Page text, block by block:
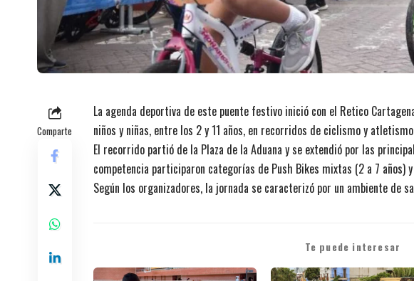
Comparte
La agenda deportiva de este puente festivo inició con el Retico
niños y niñas, entre los 2 y 11 años, en recorridos de ciclismo y
El recorrido partió de la Plaza de la Aduana y se extendió por las
competencia participaron categorías de Push Bikes mixtas (2 a 7 años)
Según los organizadores, la jornada se caracterizó por un ambiente de
Te puede interesar